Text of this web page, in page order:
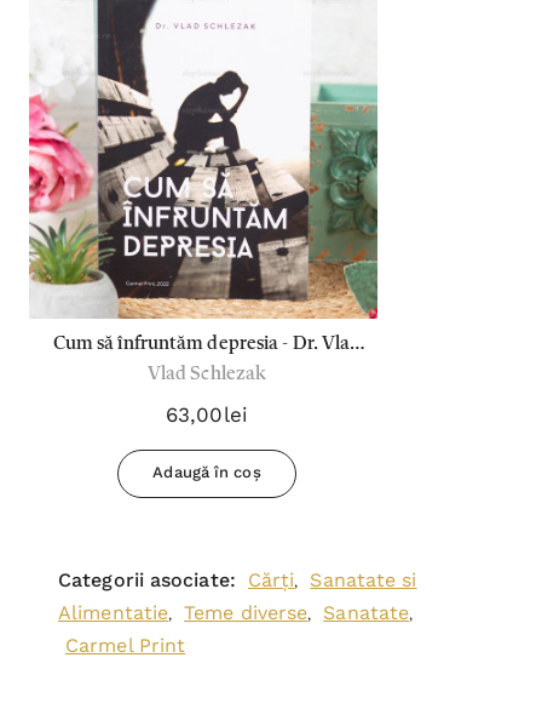
Cum să înfruntăm depresia - Dr. Vlad
Schlezak
Vlad Schlezak
63,00lei
Adaugă în coș
Categorii asociate: Cărți,
Sanatate si
Alimentatie, Teme diverse, Sanatate,
Carmel Print